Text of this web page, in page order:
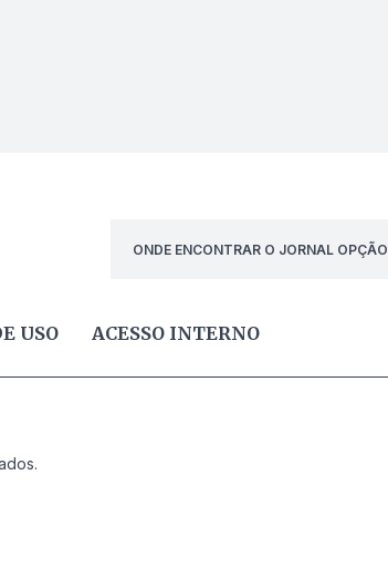
ONDE ENCONTRAR O JORNAL OPÇÃO
USO ACESSO INTERNO